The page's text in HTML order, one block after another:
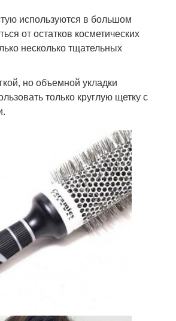
используются в большом
от остатков косметических
несколько тщательных
но объемной укладки
только круглую щетку с